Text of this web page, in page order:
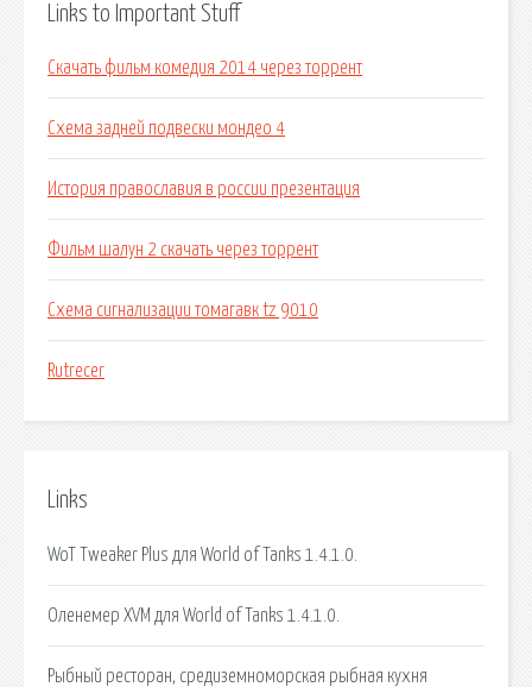
Links to Important Stuff
Скачать фильм комедия 2014 через торрент
Схема задней подвески мондео 4
История православия в россии презентация
Фильм шалун 2 скачать через торрент
Схема сигнализации томагавк tz 9010
Rutrecer
Links
WoT Tweaker Plus для World of Tanks 1.4.1.0.
Оленемер XVM для World of Tanks 1.4.1.0.
Рыбный ресторан, средиземноморская рыбная кухня